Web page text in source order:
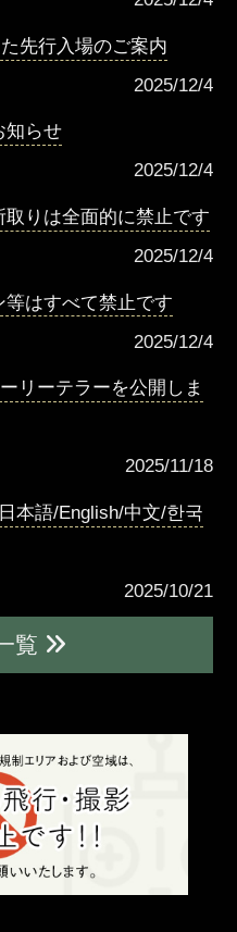
先行入場のご案内
2025/12/4
知らせ
2025/12/4
りは全面的に禁止です
2025/12/4
はすべて禁止です
2025/12/4
リーテラーを公開しま
2025/11/18
本語/English/中文/한국
2025/10/21
覧